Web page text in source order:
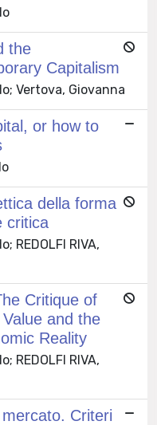
the
Capitalism
Vertova, Giovanna
or how to
della forma
critica
REDOLFI RIVA,
Critique of
and the
Reality
REDOLFI RIVA,
Criteri